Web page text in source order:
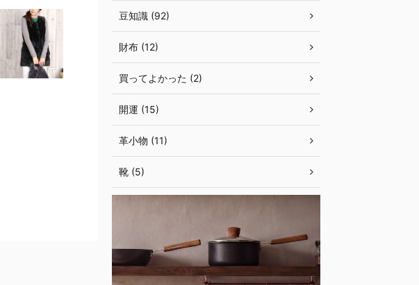
豆知識 (92)
財布 (12)
買ってよかった (2)
開運 (15)
革小物 (11)
靴 (5)